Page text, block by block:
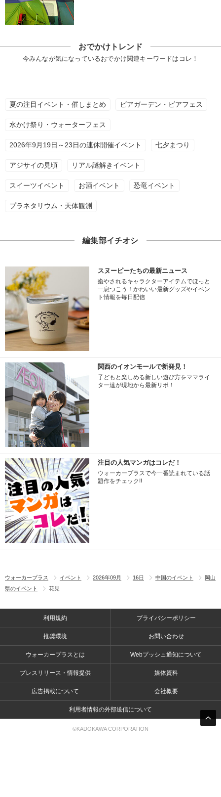
おでかけトレンド
今みんなが気になっているおでかけ関連キーワードはコレ！
夏の注目イベント・催しまとめ ビアガーデン・ビアフェス
水かけ祭り・ウォーターフェス
2026年9月19日～23日の連休開催イベント 七夕まつり
アジサイの見頃 リアル謎解きイベント
スイーツイベント お酒イベント 恐竜イベント
プラネタリウム・天体観測
編集部イチオシ
スヌーピーたちの最新ニュース
癒やされるキャラクターアイテムでほっと
一息つこう！かわいい最新グッズやイベン
ト情報を毎日配信
関西のイオンモールで新発見！
子どもと楽しめる新しい遊び方をママライ
ター達が現地から最新リポ！
注目の人気マンガはコレだ！
ウォーカープラスで今一番読まれている話
題作をチェック!!
ウォーカープラス イベント 2026年09月 16日 中国のイベント
岡山
県のイベント
花見
利用規約 プライバシーポリシー
推奨環境 お問い合わせ
ウォーカープラスとは Webプッシュ通知について
プレスリリース・情報提供 媒体資料
広告掲載について 会社概要
利用者情報の外部送信について
©KADOKAWA CORPORATION